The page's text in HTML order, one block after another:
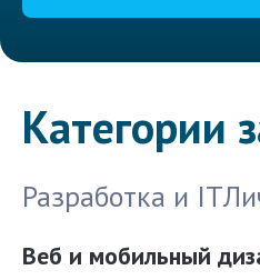
Категории
Разработка и IT
Веб и мобильный